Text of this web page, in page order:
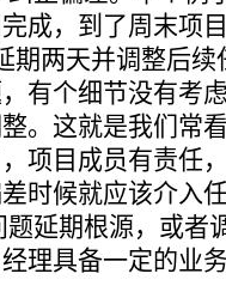
成，到了周末项
期两天并调整后
有个细节没有考
。这就是我们常
项目成员有责任
时候就应该介入
题延期根源，或者
理具备一定的业